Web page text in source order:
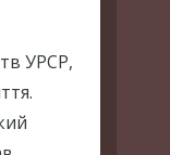
УРСР,